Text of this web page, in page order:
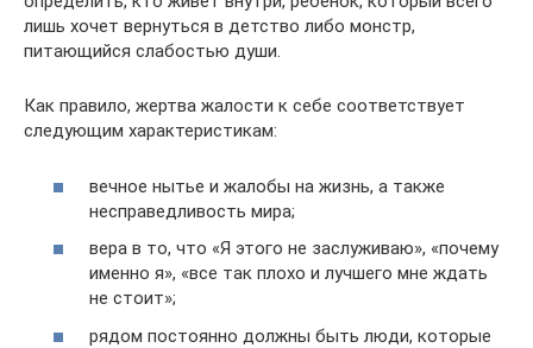
лишь хочет вернуться в детство либо монстр,
питающийся слабостью души.
Как правило, жертва жалости к себе соответствует
следующим характеристикам:
вечное нытье и жалобы на жизнь, а также
несправедливость мира;
вера в то, что «Я этого не заслуживаю», «почему
именно я», «все так плохо и лучшего мне ждать
не стоит»;
рядом постоянно должны быть люди, которые